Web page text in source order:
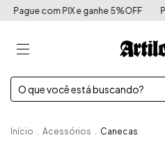
Pague com PIX e ganhe 5%OFF
Início . Acessórios . Canecas